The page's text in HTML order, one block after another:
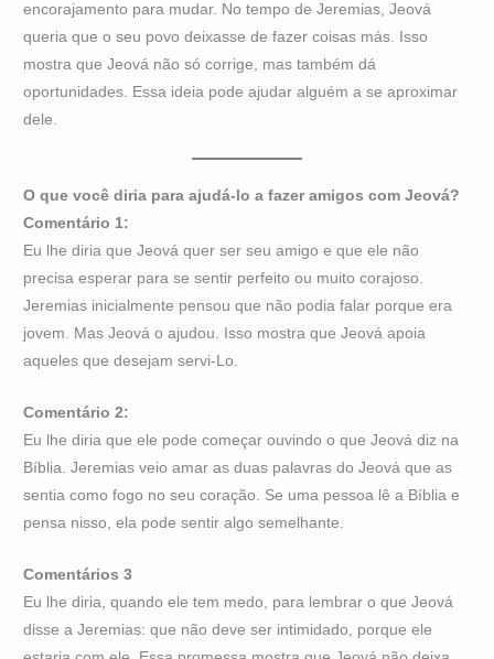
encorajamento para mudar. No tempo de Jeremias, Jeová
queria que o seu povo deixasse de fazer coisas más. Isso
mostra que Jeová não só corrige, mas também dá
oportunidades. Essa ideia pode ajudar alguém a se aproximar
dele.
O que você diria para ajudá-lo a fazer amigos com Jeová?
Comentário 1:
Eu lhe diria que Jeová quer ser seu amigo e que ele não
precisa esperar para se sentir perfeito ou muito corajoso.
Jeremias inicialmente pensou que não podia falar porque era
jovem. Mas Jeová o ajudou. Isso mostra que Jeová apoia
aqueles que desejam servi-Lo.
Comentário 2:
Eu lhe diria que ele pode começar ouvindo o que Jeová diz na
Bíblia. Jeremias veio amar as duas palavras do Jeová que as
sentia como fogo no seu coração. Se uma pessoa lê a Bíblia e
pensa nisso, ela pode sentir algo semelhante.
Comentários 3
Eu lhe diria, quando ele tem medo, para lembrar o que Jeová
disse a Jeremias: que não deve ser intimidado, porque ele